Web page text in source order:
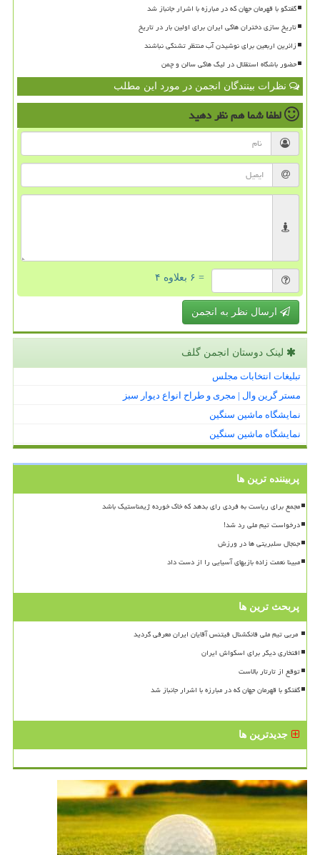
گفتگو با قهرمان جهان که در مبارزه با اشرار جانباز شد
تاریخ سازی دختران هاکی ایران برای اولین بار در تاریخ
زائرین اربعین برای نوشیدن آب منتظر تشنگی نباشند
حضور باشگاه استقلال در لیگ هاکی سالن و چمن
نظرات بینندگان انجمن در مورد این مطلب
لطفا شما همنظر دهید
= ۶ بعلاوه ۴
ارسال نظر به انجمن
لینک دوستان انجمن گلف
تبلیغات انتخابات مجلس
مستر گرین وال | مجری و طراح انواع دیوار سبز
نمایشگاه ماشین سنگین
نمایشگاه ماشین سنگین
پربیننده ترین ها
مجمع برای ریاست به فردی رای بدهد که خاک خورده ژیمناستیک باشد
درخواست تیم ملی رد شد!
جنجال سلبریتی ها در ورزش
مبینا نعمت زاده بازیهای آسیایی را از دست داد
پربحث ترین ها
افتخاری دیگر برای اسکواش ایران
توقع از تارتار بالاست
گفتگو با قهرمان جهان که در مبارزه با اشرار جانباز شد
جدیدترین ها